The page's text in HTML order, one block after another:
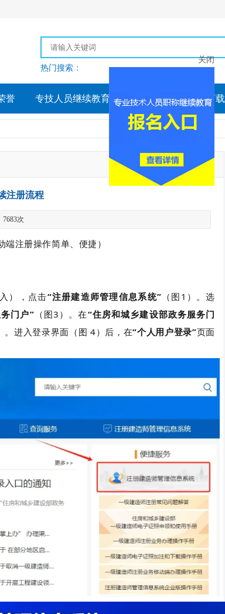
热门搜索：
誉 专技人员继续教育 合作链接 相关下载
注册流程
7683次
注册操作简单、便捷）
），点击“注册建造师管理信息系统” （图1）。选
门户” （图3）。在“住房和城乡建设部政务服务门
。进入登录界面（图 4）后，在“个人用户登录”页面